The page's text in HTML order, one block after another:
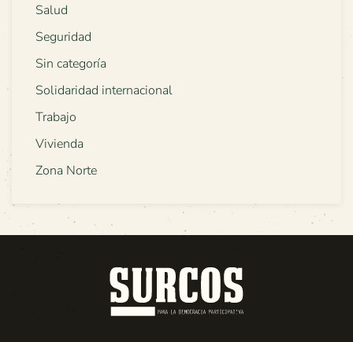
Salud
Seguridad
Sin categoría
Solidaridad internacional
Trabajo
Vivienda
Zona Norte